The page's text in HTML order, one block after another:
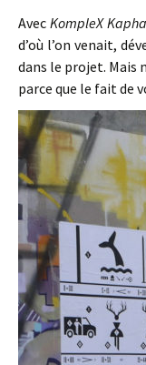
Avec KompleX
d’où l’on venait,
dans le projet. Mais
parce que le fait de